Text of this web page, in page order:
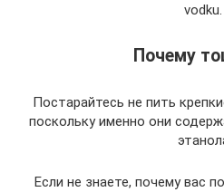
vodku.
Почему
Постарайтесь не пить
поскольку именно они
Если не знаете, почему вас